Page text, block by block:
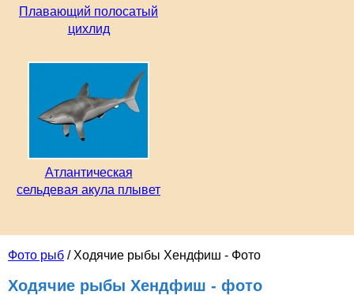
Фото рыб / Ходячие рыбы Хендфиш - Фото
Ходячие рыбы Хендфиш - фото
Плавающий полосатый
цихлид
Атлантическая
сельдевая акула плывет